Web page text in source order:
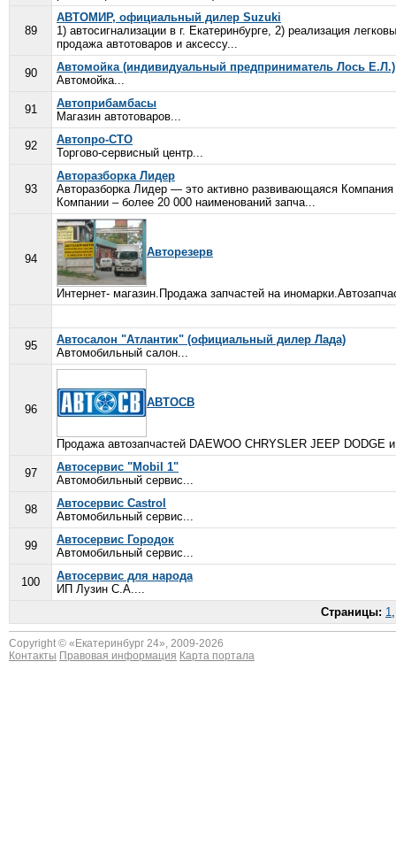
89
АВТОМИР, официальный дилер Suzuki
1) автосигнализации в г. Екатеринбурге, 2) реализация
продажа автотоваров и аксессу...
90
Автомойка (индивидуальный предприниматель Лось Е.Л.)
Автомойка...
91
Автоприбамбасы
Магазин автотоваров...
92
Автопро-СТО
Торгово-сервисный центр...
93
Авторазборка Лидер
Авторазборка Лидер — это активно развивающаяся
Компании – более 20 000 наименований запча...
94
Авторезерв
Интернет- магазин.Продажа запчастей на
95
Автосалон "Атлантик" (официальный дилер Лада)
Автомобильный салон...
96
АВТОСВ
Продажа автозапчастей DAEWOO CHRYSLER JEEP
97
Автосервис "Mobil 1"
Автомобильный сервис...
98
Автосервис Castrol
Автомобильный сервис...
99
Автосервис Городок
Автомобильный сервис...
100
Автосервис для народа
ИП Лузин С.А....
Страницы: 1
Copyright © « Екатеринбург 24», 2009-2026
Контакты Правовая информация Карта портала